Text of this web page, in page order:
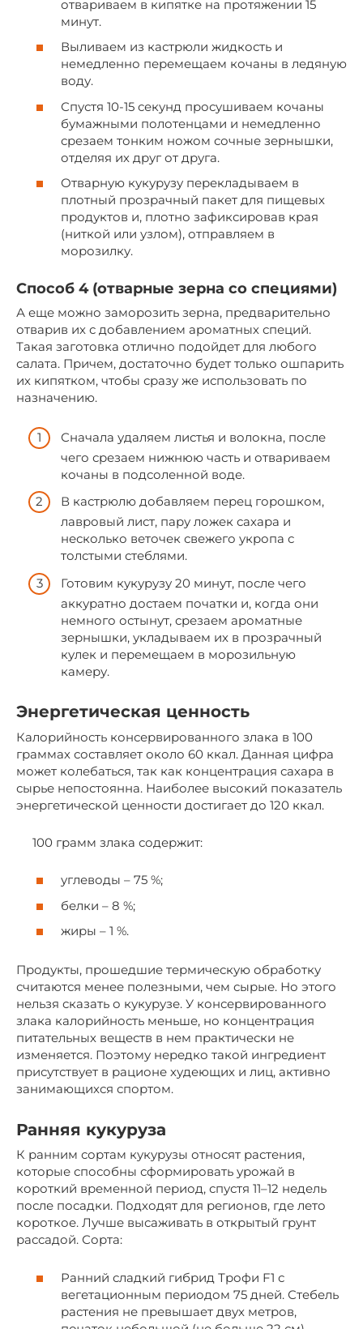
отвариваем в кипятке на протяжении 15
минут.
Выливаем из кастрюли жидкость и
немедленно перемещаем кочаны в ледяную
воду.
Спустя 10-15 секунд просушиваем кочаны
бумажными полотенцами и немедленно
срезаем тонким ножом сочные зернышки,
отделяя их друг от друга.
Отварную кукурузу перекладываем в
плотный прозрачный пакет для пищевых
продуктов и, плотно зафиксировав края
(ниткой или узлом), отправляем в
морозилку.
Способ 4 (отварные зерна со специями)
А еще можно заморозить зерна, предварительно
отварив их с добавлением ароматных специй.
Такая заготовка отлично подойдет для любого
салата. Причем, достаточно будет только ошпарить
их кипятком, чтобы сразу же использовать по
назначению.
Сначала удаляем листья и волокна, после
чего срезаем нижнюю часть и отвариваем
кочаны в подсоленной воде.
В кастрюлю добавляем перец горошком,
лавровый лист, пару ложек сахара и
несколько веточек свежего укропа с
толстыми стеблями.
Готовим кукурузу 20 минут, после чего
аккуратно достаем початки и, когда они
немного остынут, срезаем ароматные
зернышки, укладываем их в прозрачный
кулек и перемещаем в морозильную
камеру.
Энергетическая ценность
Калорийность консервированного злака в 100
граммах составляет около 60 ккал. Данная цифра
может колебаться, так как концентрация сахара в
сырье непостоянна. Наиболее высокий показатель
энергетической ценности достигает до 120 ккал.
100 грамм злака содержит:
углеводы – 75 %;
белки – 8 %;
жиры – 1 %.
Продукты, прошедшие термическую обработку
считаются менее полезными, чем сырые. Но этого
нельзя сказать о кукурузе. У консервированного
злака калорийность меньше, но концентрация
питательных веществ в нем практически не
изменяется. Поэтому нередко такой ингредиент
присутствует в рационе худеющих и лиц, активно
занимающихся спортом.
Ранняя кукуруза
К ранним сортам кукурузы относят растения,
которые способны сформировать урожай в
короткий временной период, спустя 11–12 недель
после посадки. Подходят для регионов, где лето
короткое. Лучше высаживать в открытый грунт
рассадой. Сорта:
Ранний сладкий гибрид Трофи F1 с
вегетационным периодом 75 дней. Стебель
растения не превышает двух метров,